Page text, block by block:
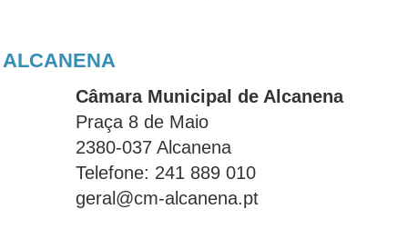
ALCANENA
Câmara Municipal de Alcanena
Praça 8 de Maio
2380-037 Alcanena
Telefone: 241 889 010
geral@cm-alcanena.pt